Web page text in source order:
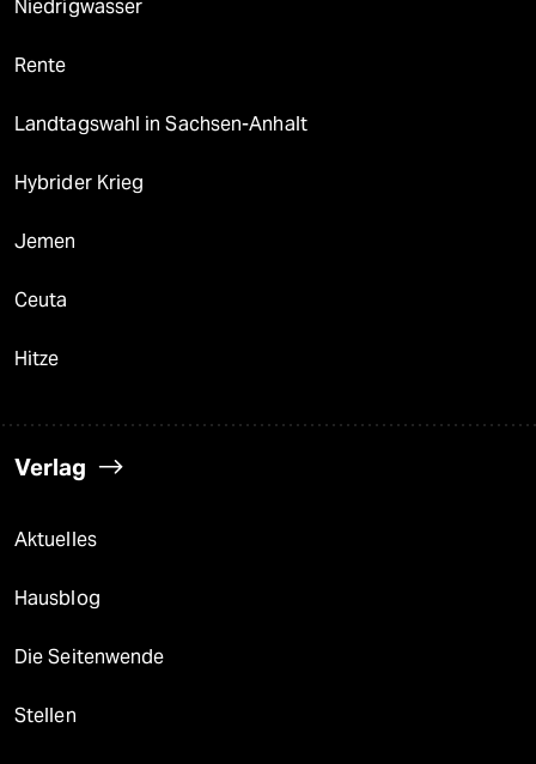
Niedrigwasser
Rente
Landtagswahl in Sachsen-Anhalt
Hybrider Krieg
Jemen
Ceuta
Hitze
Verlag
Aktuelles
Hausblog
Die Seitenwende
Stellen